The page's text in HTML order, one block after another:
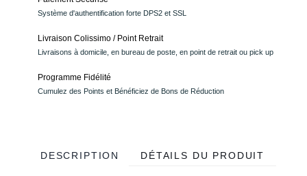
Système d'authentification forte DPS2 et SSL
Livraison Colissimo / Point Retrait
Livraisons à domicile, en bureau de poste, en point de retrait ou pick up
Programme Fidélité
Cumulez des Points et Bénéficiez de Bons de Réduction
DESCRIPTION DÉTAILS DU PRODUIT